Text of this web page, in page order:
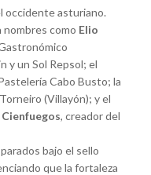
occidente asturiano.
nombres como Elio
y un Sol Repsol; el
Cabo Busto; la
(Villayón); y el
, creador del
bajo el sello
que la fortaleza